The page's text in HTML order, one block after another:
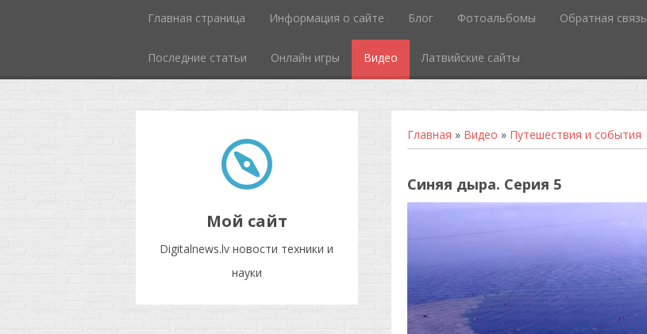
Главная страница Информация о сайте Блог Фотоальбомы Обратная связь
Последние статьи Онлайн игры Видео Латвийские сайты
Мой сайт
Digitalnews.lv новости техники и
науки
Главная » Видео » Путешествия и события
Синяя дыра. Серия 5